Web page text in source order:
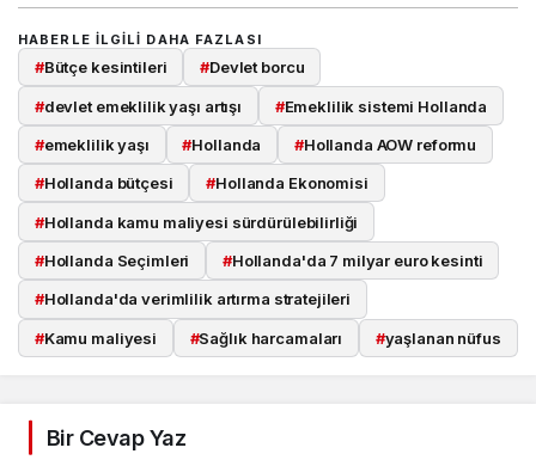
HABERLE ILGILI DAHA FAZLASI
#Bütçe kesintileri #Devlet borcu
#devlet emeklilik yaşı artışı #Emeklilik sistemi Hollanda
#emeklilik yaşı #Hollanda #Hollanda AOW reformu
#Hollanda bütçesi #Hollanda Ekonomisi
#Hollanda kamu maliyesi sürdürülebilirliği
#Hollanda Seçimleri #Hollanda'da 7 milyar euro kesinti
#Hollanda'da verimlilik artırma stratejileri
#Kamu maliyesi #Sağlık harcamaları #yaşlanan nüfus
Bir Cevap Yaz